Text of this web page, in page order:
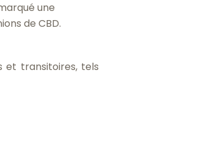
une
de CBD.
et transitoires, tels